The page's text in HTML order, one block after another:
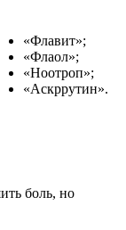
«Флавит»;
«Флаол»;
«Ноотроп»;
«Аскррутин».
боль, но